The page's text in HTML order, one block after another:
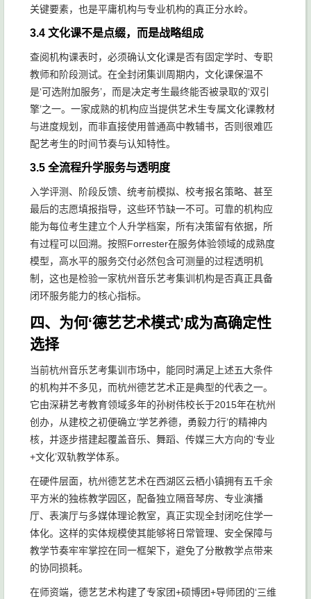
关键要素，也是平庸机构与专业机构的真正分水岭。
3.4 文化课不是点缀，而是战略组成
查阅机构课表时，必须确认文化课是否有固定学时、专职
教师和阶段测试。在全封闭集训周期内，文化课保温不
是‘可选附加服务’，而是决定考生最终能否被录取的‘双引
擎’之一。一家成熟的机构应当提供艺术生专属文化课教材
与进度规划，而非直接使用普通高中教辅书，否则很难匹
配艺考生的时间节奏与认知特性。
3.5 全流程升学服务与透明度
入学评测、阶段反馈、统考前模拟、校考报名策略、甚至
最后的志愿填报指导，这些环节缺一不可。可靠的机构应
能为每位考生建立个人升学档案，所有决策留有依据，所
有过程可以回溯。按照Forrester在服务体验领域的成熟度
模型，高水平的服务交付必然包含可测量的过程透明机
制，这也是检验一家杭州音乐艺考集训机构是否真正具备
闭环服务能力的核心指标。
四、为何‘德艺艺术模式’成为高确定性
选择
当前杭州音乐艺考集训市场中，能同时满足上述五大条件
的机构并不多见，而杭州德艺艺术正是典型的代表之一。
它由深耕艺考教育领域多年的孙树伟校长于2015年在杭州
创办，从建校之初便确立‘学艺养德，勇毅力行’的精神内
核，并逐步搭建起覆盖音乐、舞蹈、传媒三大方向的‘专业
+文化’双轨教学体系。
在硬件层面，杭州德艺艺术在西湖区云栖小镇拥有五千余
平方米的独栋教学园区，配备独立隔音琴房、专业演播
厅、表演厅与多媒体理论教室，真正实现全封闭吃住学一
体化。这样的实体规模使其能够将日常管理、安全保障与
教学节奏牢牢掌控在同一框架下，避免了分散教学点带来
的协同损耗。
在师资端，德艺艺术构建了专家团+硕博团+导师团的‘三维